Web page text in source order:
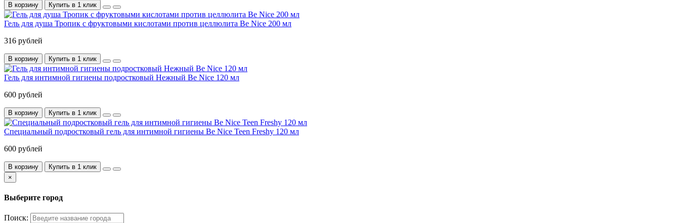
В корзину Купить в 1 клик
Гель для душа Тропик с фруктовыми кислотами против целлюлита Be Nice 200 мл
316 рублей
В корзину Купить в 1 клик
Гель для интимной гигиены подростковый Нежный Be Nice 120 мл
600 рублей
В корзину Купить в 1 клик
Специальный подростковый гель для интимной гигиены Be Nice Teen Freshy 120 мл
600 рублей
В корзину
Купить в 1 клик
×
Выберите город
Поиск: